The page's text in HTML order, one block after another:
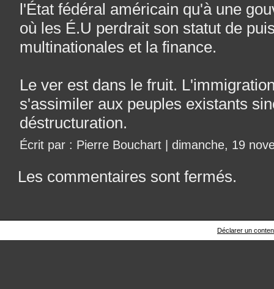
l'État fédéral américain qu'à une
où les É.U perdrait son statut de
multinationales et la finance.
Le ver est dans le fruit.
s'assimiler aux peuples existants
déstructuration.
Écrit par : Pierre Bouchart | dimanche, 19
Les commentaires sont fermés.
Déclarer un